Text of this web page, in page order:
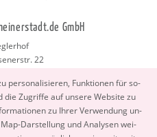
per­so­na­li­sie­ren, Funk­tio­nen für so­
die Zu­grif­fe auf un­se­re Web­site zu
zu Ihrer Ver­wen­dung un­
Dar­stel­lung und Ana­ly­sen wei­
GmbH
22